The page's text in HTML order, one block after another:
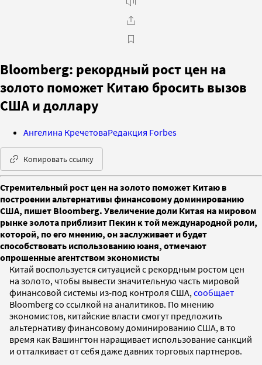
Bloomberg: рекордный рост цен на
золото поможет Китаю бросить вызов
США и доллару
Ангелина КречетоваРедакция Forbes
Копировать ссылку
Стремительный рост цен на золото поможет Китаю в
построении альтернативы финансовому доминированию
США, пишет Bloomberg. Увеличение доли Китая на мировом
рынке золота приблизит Пекин к той международной роли,
которой, по его мнению, он заслуживает и будет
способствовать использованию юаня, отмечают
опрошенные агентством экономисты
Китай воспользуется ситуацией с рекордным ростом цен
на золото, чтобы вывести значительную часть мировой
финансовой системы из-под контроля США, сообщает
Bloomberg со ссылкой на аналитиков. По мнению
экономистов, китайские власти смогут предложить
альтернативу финансовому доминированию США, в то
время как Вашингтон наращивает использование санкций
и отталкивает от себя даже давних торговых партнеров.